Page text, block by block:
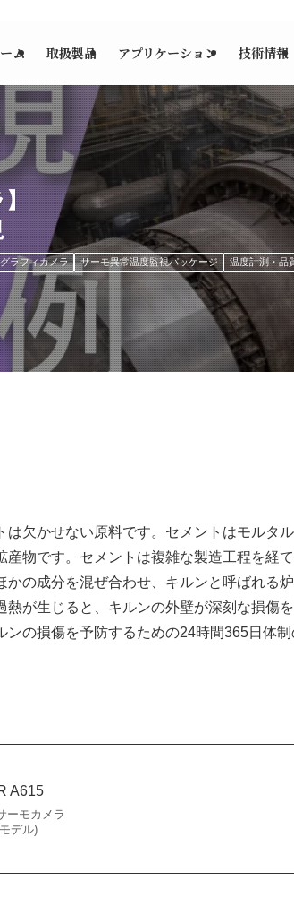
ム 取扱製品 アプリケーション 技術情報
】
ラフィカメラ サーモ異常温度監視パッケージ 温度計測・品
欠かせない原料です。セメントはモルタ
産物です。セメントは複雑な製造工程を経
かの成分を混ぜ合わせ、キルンと呼ばれる
が生じると、キルンの外壁が深刻な損傷
の損傷を予防するための24時間365日体
A615
ーモカメラ
デル)